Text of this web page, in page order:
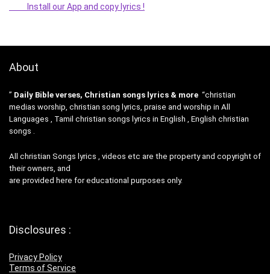
Install our App and copy lyrics !
About
” Daily Bible verses, Christian songs lyrics & more “christian
medias worship, christian song lyrics, praise and worship in All
Languages , Tamil christian songs lyrics in English , English christian
songs .
All christian Songs lyrics , videos etc are the property and copyright of
their owners, and
are provided here for educational purposes only.
Disclosures :
Privacy Policy
Terms of Service